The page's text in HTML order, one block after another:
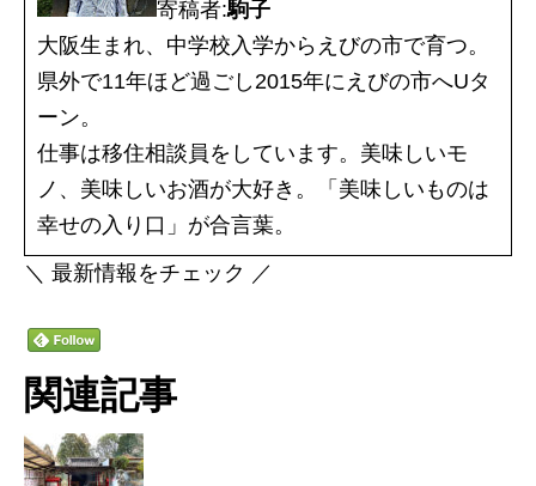
寄稿者:駒子
大阪生まれ、中学校入学からえびの市で育つ。
県外で11年ほど過ごし2015年にえびの市へUタ
ーン。
仕事は移住相談員をしています。美味しいモ
ノ、美味しいお酒が大好き。「美味しいものは
幸せの入り口」が合言葉。
＼ 最新情報をチェック ／
関連記事